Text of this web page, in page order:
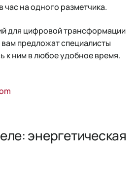
час на одного разметчика.
для цифровой трансформации
предложат специалисты
к ним в любое удобное время.
энергетическая